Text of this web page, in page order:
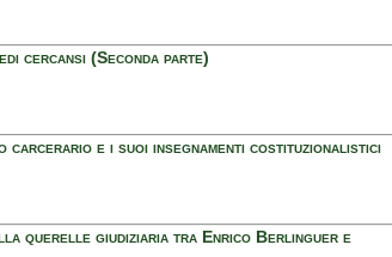
cercansi (Seconda parte)
e i suoi insegnamenti costituzionalistici
querelle giudiziaria tra Enrico Berlinguer e